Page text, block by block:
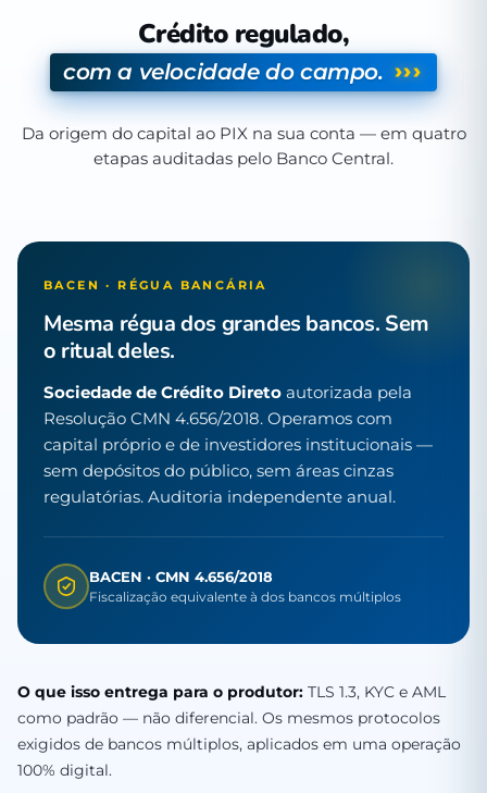
Crédito regulado,
com a velocidade do campo. ›››
Da origem do capital ao PIX na sua conta — em quatro
etapas auditadas pelo Banco Central.
BACEN · RÉGUA BANCÁRIA
Mesma régua dos grandes bancos. Sem
o ritual deles.
Sociedade de Crédito Direto autorizada pela
Resolução CMN 4.656/2018. Operamos com
capital próprio e de investidores institucionais —
sem depósitos do público, sem áreas cinzas
regulatórias. Auditoria independente anual.
BACEN · CMN 4.656/2018
Fiscalização equivalente à dos bancos múltiplos
O que isso entrega para o produtor: TLS 1.3, KYC e AML
como padrão — não diferencial. Os mesmos protocolos
exigidos de bancos múltiplos, aplicados em uma operação
100% digital.